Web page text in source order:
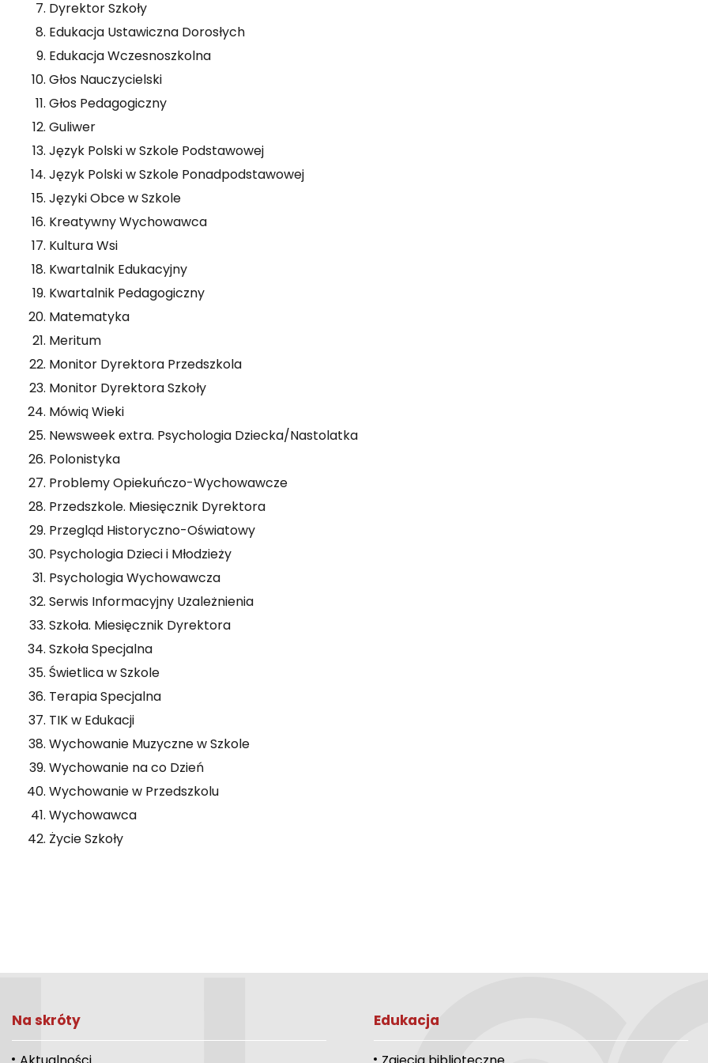
Dyrektor Szkoły
Edukacja Ustawiczna Dorosłych
Edukacja Wczesnoszkolna
Głos Nauczycielski
Głos Pedagogiczny
Guliwer
Język Polski w Szkole Podstawowej
Język Polski w Szkole Ponadpodstawowej
Języki Obce w Szkole
Kreatywny Wychowawca
Kultura Wsi
Kwartalnik Edukacyjny
Kwartalnik Pedagogiczny
Matematyka
Meritum
Monitor Dyrektora Przedszkola
Monitor Dyrektora Szkoły
Mówią Wieki
Newsweek extra. Psychologia Dziecka/Nastolatka
Polonistyka
Problemy Opiekuńczo-Wychowawcze
Przedszkole. Miesięcznik Dyrektora
Przegląd Historyczno-Oświatowy
Psychologia Dzieci i Młodzieży
Psychologia Wychowawcza
Serwis Informacyjny Uzależnienia
Szkoła. Miesięcznik Dyrektora
Szkoła Specjalna
Świetlica w Szkole
Terapia Specjalna
TIK w Edukacji
Wychowanie Muzyczne w Szkole
Wychowanie na co Dzień
Wychowanie w Przedszkolu
Wychowawca
Życie Szkoły
Na skróty Edukacja